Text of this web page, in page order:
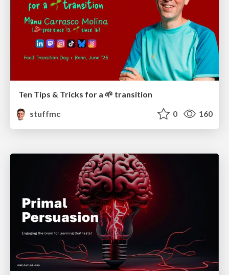
Ten Tips & Tricks for a 🌱 transition
stuffmc
0 160